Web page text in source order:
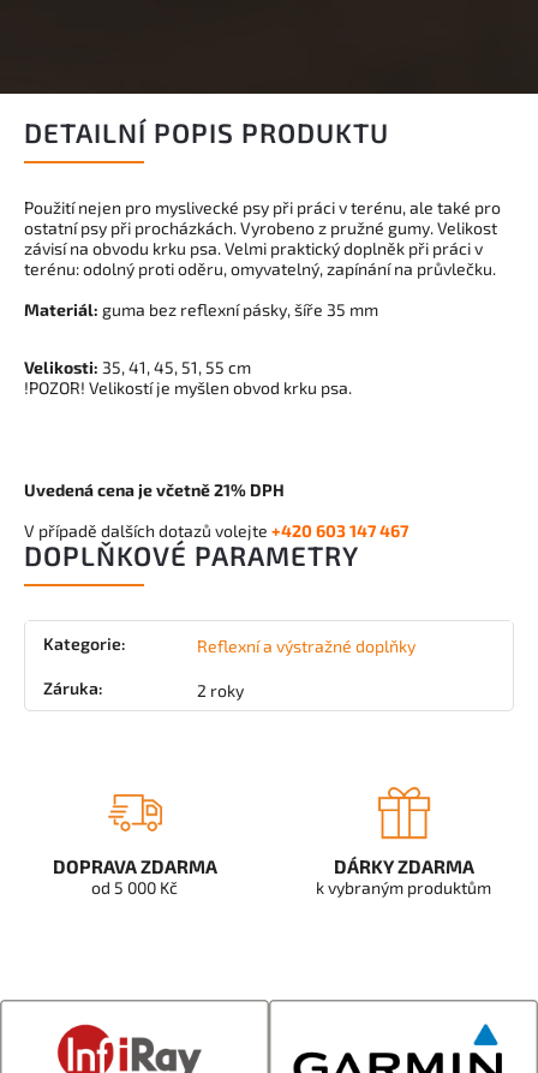
DETAILNÍ POPIS PRODUKTU
Použití nejen pro myslivecké psy při práci v terénu, ale také pro
ostatní psy při procházkách. Vyrobeno z pružné gumy. Velikost
závisí na obvodu krku psa. Velmi praktický doplněk při práci v
terénu: odolný proti oděru, omyvatelný, zapínání na průvlečku.
Materiál: guma bez reflexní pásky, šíře 35 mm
Velikosti: 35, 41, 45, 51, 55 cm
!POZOR! Velikostí je myšlen obvod krku psa.
Uvedená cena je včetně 21% DPH
V případě dalších dotazů volejte +420 603 147 467
DOPLŇKOVÉ PARAMETRY
Kategorie: Reflexní a výstražné doplňky
Záruka: 2 roky
DOPRAVA ZDARMA
od 5 000 Kč
DÁRKY ZDARMA
k vybraným produktům